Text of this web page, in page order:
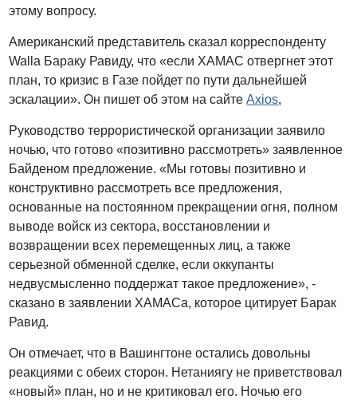
этому вопросу.
Американский представитель сказал корреспонденту
Walla Бараку Равиду, что «если ХАМАС отвергнет этот
план, то кризис в Газе пойдет по пути дальнейшей
эскалации». Он пишет об этом на сайтеAxios,
Руководство террористической организации заявило
ночью, что готово «позитивно рассмотреть» заявленное
Байденом предложение. «Мы готовы позитивно и
конструктивно рассмотреть все предложения,
основанные на постоянном прекращении огня, полном
выводе войск из сектора, восстановлении и
возвращении всех перемещенных лиц, а также
серьезной обменной сделке, если оккупанты
недвусмысленно поддержат такое предложение», -
сказано в заявлении ХАМАСа, которое цитирует Барак
Равид.
Он отмечает, что в Вашингтоне остались довольны
реакциями с обеих сторон. Нетаниягу не приветствовал
«новый» план, но и не критиковал его. Ночью его